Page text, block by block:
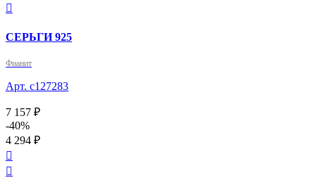

СЕРЬГИ 925
Фианит
Арт. с127283
7 157 ₽
-40%
4 294 ₽

